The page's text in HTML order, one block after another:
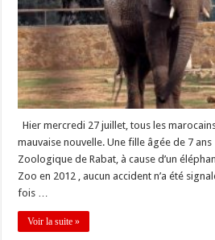
Hier mercredi 27 juillet, tous les
mauvaise nouvelle. Une fille âgée de 7
Zoologique de Rabat, à cause d’un
Zoo en 2012 , aucun accident n’a été
fois …
Voir la suite »